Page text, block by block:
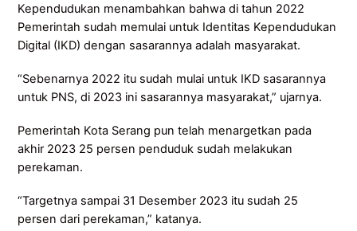
Kependudukan menambahkan bahwa di tahun 2022
Pemerintah sudah memulai untuk Identitas Kependudukan
Digital (IKD) dengan sasarannya adalah masyarakat.
“Sebenarnya 2022 itu sudah mulai untuk IKD sasarannya
untuk PNS, di 2023 ini sasarannya masyarakat,” ujarnya.
Pemerintah Kota Serang pun telah menargetkan pada
akhir 2023 25 persen penduduk sudah melakukan
perekaman.
“Targetnya sampai 31 Desember 2023 itu sudah 25
persen dari perekaman,” katanya.